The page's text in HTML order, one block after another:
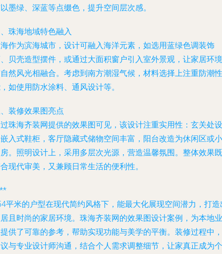
墨绿、深蓝等点缀色，提升空间层次感。
珠海地域特色融入
作为滨海城市，设计可融入海洋元素，如选用蓝绿色调装饰
贝壳造型摆件，或通过大面积窗户引入室外景观，让家居环境
然风光相融合。考虑到南方潮湿气候，材料选择上注重防潮性
如使用防水涂料、通风设计等。
装修效果图亮点
珠海齐装网提供的效果图可见，该设计注重实用性：玄关处设
入式鞋柜，客厅隐藏式储物空间丰富，阳台改造为休闲区或小
。照明设计上，采用多层次光源，营造温馨氛围。整体效果既
现代审美，又兼顾日常生活的便利性。
平米的户型在现代简约风格下，能最大化展现空间潜力，打造
且时尚的家居环境。珠海齐装网的效果图设计案例，为本地业
供了可靠的参考，帮助实现功能与美学的平衡。装修过程中，
与专业设计师沟通，结合个人需求调整细节，让家真正成为个